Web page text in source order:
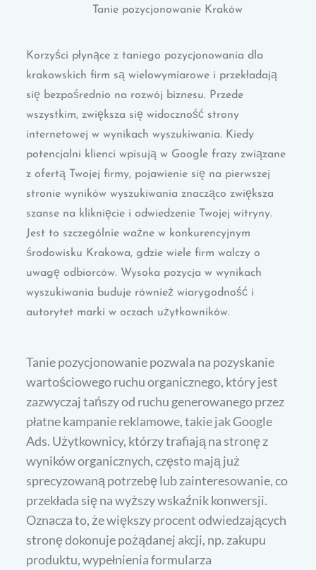
Tanie pozycjonowanie Kraków
Korzyści płynące z taniego pozycjonowania dla
krakowskich firm są wielowymiarowe i przekładają
się bezpośrednio na rozwój biznesu. Przede
wszystkim, zwiększa się widoczność strony
internetowej w wynikach wyszukiwania. Kiedy
potencjalni klienci wpisują w Google frazy związane
z ofertą Twojej firmy, pojawienie się na pierwszej
stronie wyników wyszukiwania znacząco zwiększa
szanse na kliknięcie i odwiedzenie Twojej witryny.
Jest to szczególnie ważne w konkurencyjnym
środowisku Krakowa, gdzie wiele firm walczy o
uwagę odbiorców. Wysoka pozycja w wynikach
wyszukiwania buduje również wiarygodność i
autorytet marki w oczach użytkowników.
Tanie pozycjonowanie pozwala na pozyskanie
wartościowego ruchu organicznego, który jest
zazwyczaj tańszy od ruchu generowanego przez
płatne kampanie reklamowe, takie jak Google
Ads. Użytkownicy, którzy trafiają na stronę z
wyników organicznych, często mają już
sprecyzowaną potrzebę lub zainteresowanie, co
przekłada się na wyższy wskaźnik konwersji.
Oznacza to, że większy procent odwiedzających
stronę dokonuje pożądanej akcji, np. zakupu
produktu, wypełnienia formularza